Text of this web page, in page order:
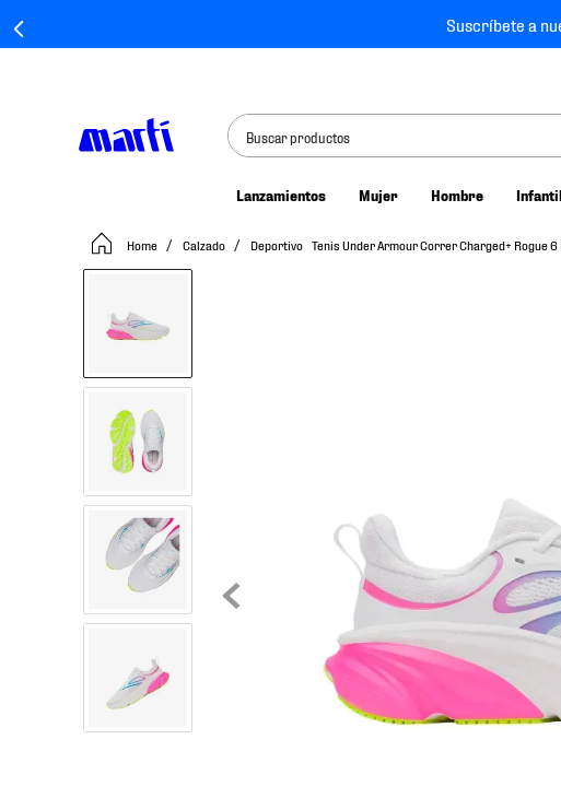
Suscríbete a
Buscar productos
Lanzamientos Mujer Hombre
Calzado Deportivo Tenis Under Armour Correr Charged+ Rogue
tenis mujer
tenis niño